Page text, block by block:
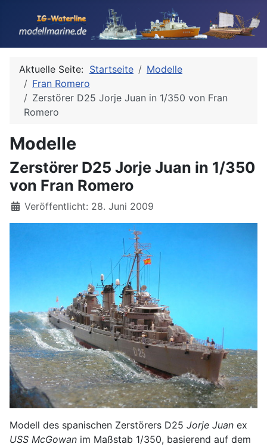
Aktuelle Seite: Startseite
Modelle
Fran Romero
Zerstörer D25 Jorje Juan in 1/350 von Fran
Romero
Modelle
Zerstörer D25 Jorje Juan in 1/350
von Fran Romero
Details
Veröffentlicht: 28. Juni 2009
Modell des spanischen Zerstörers D25 Jorje Juan ex
USS McGowan im Maßstab 1/350, basierend auf dem